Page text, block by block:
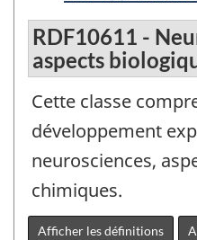
RDF10611 -
aspects
Cette classe
développement
neurosciences,
chimiques.
Afficher les définitions